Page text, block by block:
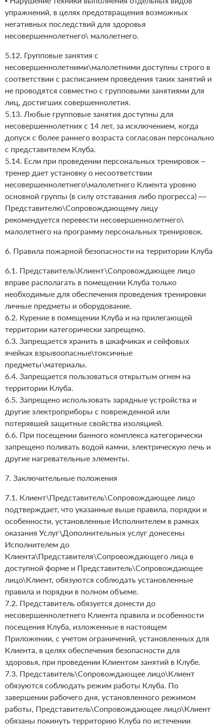
упражнений, в целях предотвращения возможных
негативных последствий для здоровья
несовершеннолетнего\ малолетнего.
5.12. Групповые занятия с
несовершеннолетними\малолетними доступны строго в
соответствии с расписанием проведения таких занятий и
не проводятся совместно с групповыми занятиями для
лиц, достигших совершеннолетия.
5.13. Любые групповые занятия доступны для
несовершеннолетних с 14 лет, за исключением, когда
допуск с более раннего возраста согласован персонально
с представителем Клуба.
5.14. Если при проведении персональных тренировок –
тренер дает установку о несоответствии
несовершеннолетнего\малолетнего Клиента уровню
основной группы (в силу отставания либо прогресса) —
Представителю\Сопровождающему лицу
рекомендуется перевести несовершеннолетнего\
малолетнего на программу персональных тренировок.
6. Правила пожарной безопасности на территории Клуба
6.1. Представитель\Клиент\Сопровождающее лицо
вправе располагать в помещении Клуба только
необходимые для обеспечения проведения тренировки
личные предметы и оборудование.
6.2. Курение в помещении Клуба и на прилегающей
территории категорически запрещено.
6.3. Запрещается хранить в шкафчиках и сейфовых
ячейках взрывоопасные\токсичные
предметы\материалы.
6.4. Запрещается пользоваться открытым огнем на
территории Клуба.
6.5. Запрещено использовать зарядные устройства и
другие электроприборы с поврежденной или
потерявшей защитные свойства изоляцией.
6.6. При посещении банного комплекса категорически
запрещено поливать водой камни, электрическую печь и
другие нагревательные элементы.
7. Заключительные положения
7.1. Клиент\Представитель\Сопровождающее лицо
подтверждает, что указанные выше правила, порядки и
особенности, установленные Исполнителем в рамках
оказания Услуг\Дополнительных услуг донесены
Исполнителем до
Клиента\Представителя\Сопровождающего лица в
доступной форме и Представитель\Сопровождающее
лицо\Клиент, обязуются соблюдать установленные
правила и порядки в полном объеме.
7.2. Представитель обязуется донести до
несовершеннолетнего Клиента правила и особенности
посещения Клуба, изложенные в настоящем
Приложении, с учетом ограничений, установленных для
Клиента, в целях обеспечения безопасности для
здоровья, при проведении Клиентом занятий в Клубе.
7.3. Представитель\Сопровождающее лицо\Клиент
обязуются соблюдать режим работы Клуба. По
завершении рабочего дня, установленного режимом
работы, Представитель\Сопровождающее лицо\Клиент
обязаны покинуть территорию Клуба по истечении